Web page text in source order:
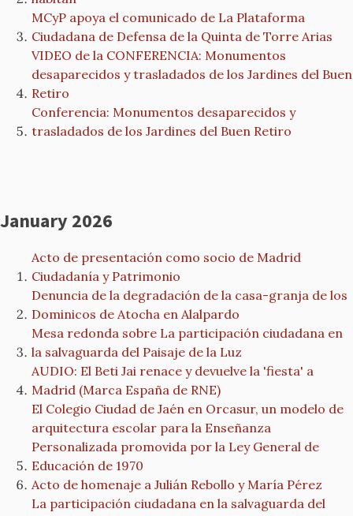
MCyP apoya el comunicado de La Plataforma
Ciudadana de Defensa de la Quinta de Torre Arias
VIDEO de la CONFERENCIA: Monumentos
desaparecidos y trasladados de los Jardines del Buen
Retiro
Conferencia: Monumentos desaparecidos y
trasladados de los Jardines del Buen Retiro
January 2026
Acto de presentación como socio de Madrid
Ciudadanía y Patrimonio
Denuncia de la degradación de la casa-granja de los
Dominicos de Atocha en Alalpardo
Mesa redonda sobre La participación ciudadana en
la salvaguarda del Paisaje de la Luz
AUDIO: El Beti Jai renace y devuelve la 'fiesta' a
Madrid (Marca España de RNE)
El Colegio Ciudad de Jaén en Orcasur, un modelo de
arquitectura escolar para la Enseñanza
Personalizada promovida por la Ley General de
Educación de 1970
Acto de homenaje a Julián Rebollo y María Pérez
La participación ciudadana en la salvaguarda del